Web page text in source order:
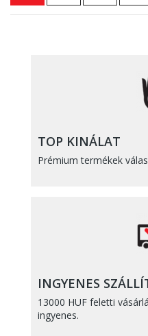
TOP KINÁLAT
Prémium termékek
INGYENES
13000 HUF feletti
ingyenes.